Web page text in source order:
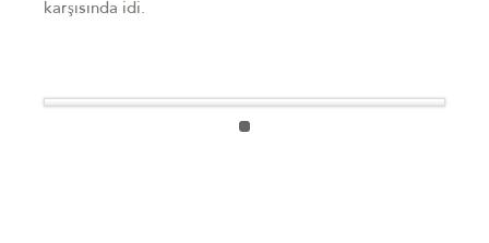
karşısında idi.